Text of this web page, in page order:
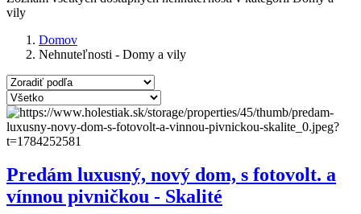
vily
Domov
Nehnuteľnosti - Domy a vily
Predám luxusný, nový dom, s fotovolt. a
vínnou pivničkou - Skalité